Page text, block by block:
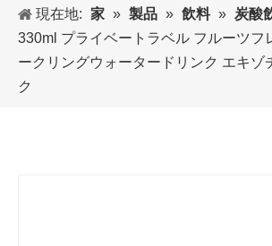
現在地: 家 » 製品 » 飲料 » 炭酸
330ml プライベートラベル フルーツフ
ークリングウォータードリンク エキゾ
ク